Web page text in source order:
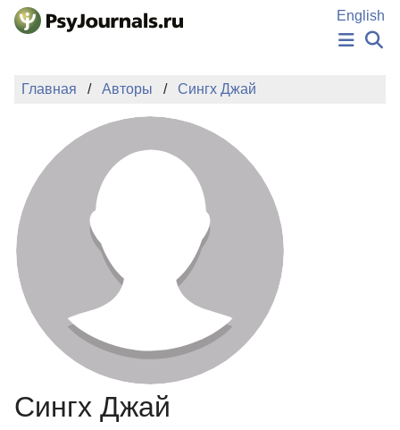
Перейти к основному содержанию
English
НОВОСТИ
АВТОРЫ
ПОДАТЬ РУКОПИСЬ
БАЗА ЗНАНИЙ
КЛЮЧЕВЫЕ СЛОВА
Регистрация
Главная Авторы Сингх Джай
Сингх Джай